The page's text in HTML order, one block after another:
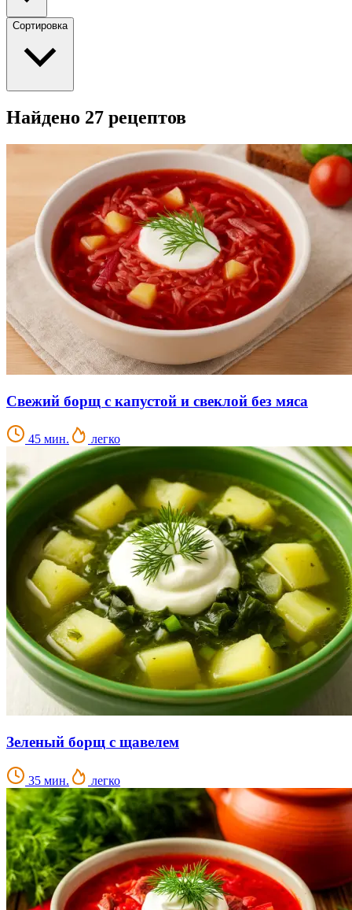
Сортировка
Найдено 27 рецептов
Свежий борщ с капустой и свеклой без мяса
45 мин. легко
Зеленый борщ с щавелем
35 мин. легко